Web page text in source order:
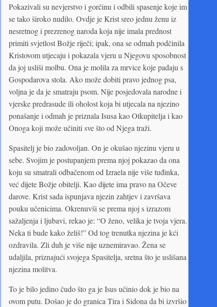
Pokazivali su nevjerstvo i gorčinu i odbili spasenje koje im
se tako široko nudilo. Ovdje je Krist sreo jednu ženu iz
nesretnog i prezrenog naroda koja nije imala prednost
primiti svjetlost Božje riječi; ipak, ona se odmah podčinila
Kristovom utjecaju i pokazala vjeru u Njegovu sposobnost
da joj usliši molbu. Ona je molila za mrvice koje padaju s
Gospodarova stola. Ako može dobiti pravo jednog psa,
voljna je da je smatraju psom. Nije posjedovala narodne i
vjerske predrasude ili oholost koja bi utjecala na njezino
ponašanje i odmah je priznala Isusa kao Otkupitelja i kao
Onoga koji može učiniti sve što od Njega traži.
Spasitelj je bio zadovoljan. On je okušao njezinu vjeru u
sebe. Svojim je postupanjem prema njoj pokazao da ona
koju su smatrali odbačenom od Izraela nije više tuđinka,
već dijete Božje obitelji. Kao dijete ima pravo na Očeve
darove. Krist sada ispunjava njezin zahtjev i završava
pouku učenicima. Okrenuvši se prema njoj s izrazom
sažaljenja i ljubavi, rekao je: “O ženo, velika je tvoja vjera.
Neka ti bude kako želiš!” Od tog trenutka njezina je kći
ozdravila. Zli duh je više nije uznemiravao. Žena se
udaljila, priznajući svojega Spasitelja, sretna što je uslišana
njezina molitva.
To je bilo jedino čudo što ga je Isus učinio dok je bio na
ovom putu. Došao je do granica Tira i Sidona da bi izvršio